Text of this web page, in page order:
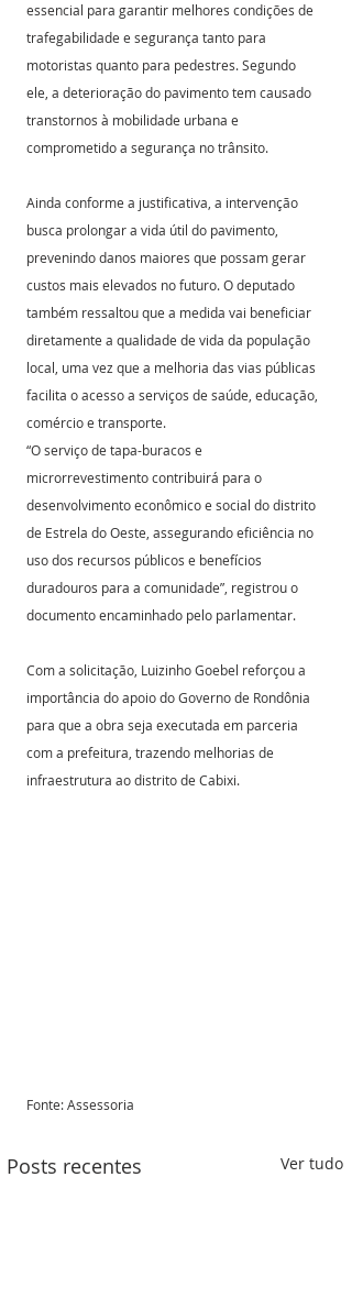
essencial para garantir melhores condições de
trafegabilidade e segurança tanto para
motoristas quanto para pedestres. Segundo
ele, a deterioração do pavimento tem causado
transtornos à mobilidade urbana e
comprometido a segurança no trânsito.
Ainda conforme a justificativa, a intervenção
busca prolongar a vida útil do pavimento,
prevenindo danos maiores que possam gerar
custos mais elevados no futuro. O deputado
também ressaltou que a medida vai beneficiar
diretamente a qualidade de vida da população
local, uma vez que a melhoria das vias públicas
facilita o acesso a serviços de saúde, educação,
comércio e transporte.
“O serviço de tapa-buracos e
microrrevestimento contribuirá para o
desenvolvimento econômico e social do distrito
de Estrela do Oeste, assegurando eficiência no
uso dos recursos públicos e benefícios
duradouros para a comunidade”, registrou o
documento encaminhado pelo parlamentar.
Com a solicitação, Luizinho Goebel reforçou a
importância do apoio do Governo de Rondônia
para que a obra seja executada em parceria
com a prefeitura, trazendo melhorias de
infraestrutura ao distrito de Cabixi.
Fonte: Assessoria
Posts recentes Ver tudo